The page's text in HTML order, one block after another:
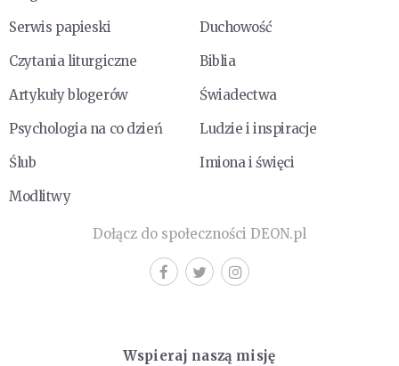
Serwis papieski
Duchowość
Czytania liturgiczne
Biblia
Artykuły blogerów
Świadectwa
Psychologia na co dzień
Ludzie i inspiracje
Ślub
Imiona i święci
Modlitwy
Dołącz do społeczności DEON.pl
Wspieraj naszą misję